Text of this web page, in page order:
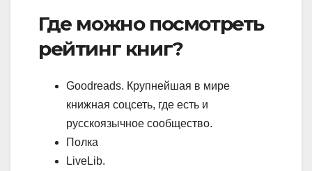
Где можно посмотреть
рейтинг книг?
Goodreads. Крупнейшая в мире
книжная соцсеть, где есть и
русскоязычное сообщество.
Полка
LiveLib.